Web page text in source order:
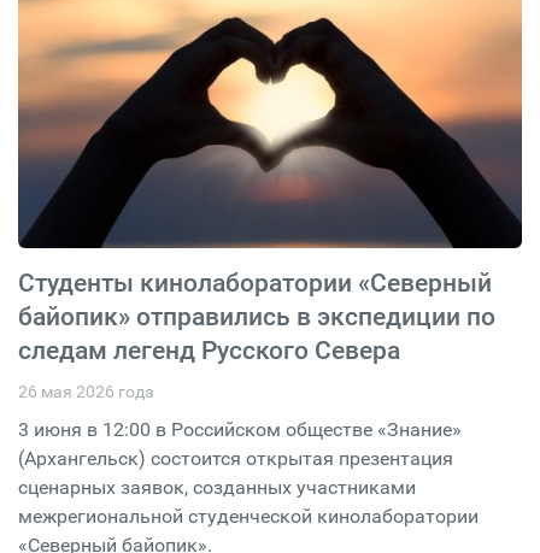
Студенты кинолаборатории «Северный
байопик» отправились в экспедиции по
следам легенд Русского Севера
26 мая 2026 года
3 июня в 12:00 в Российском обществе «Знание»
(Архангельск) состоится открытая презентация
сценарных заявок, созданных участниками
межрегиональной студенческой кинолаборатории
«Северный байопик».